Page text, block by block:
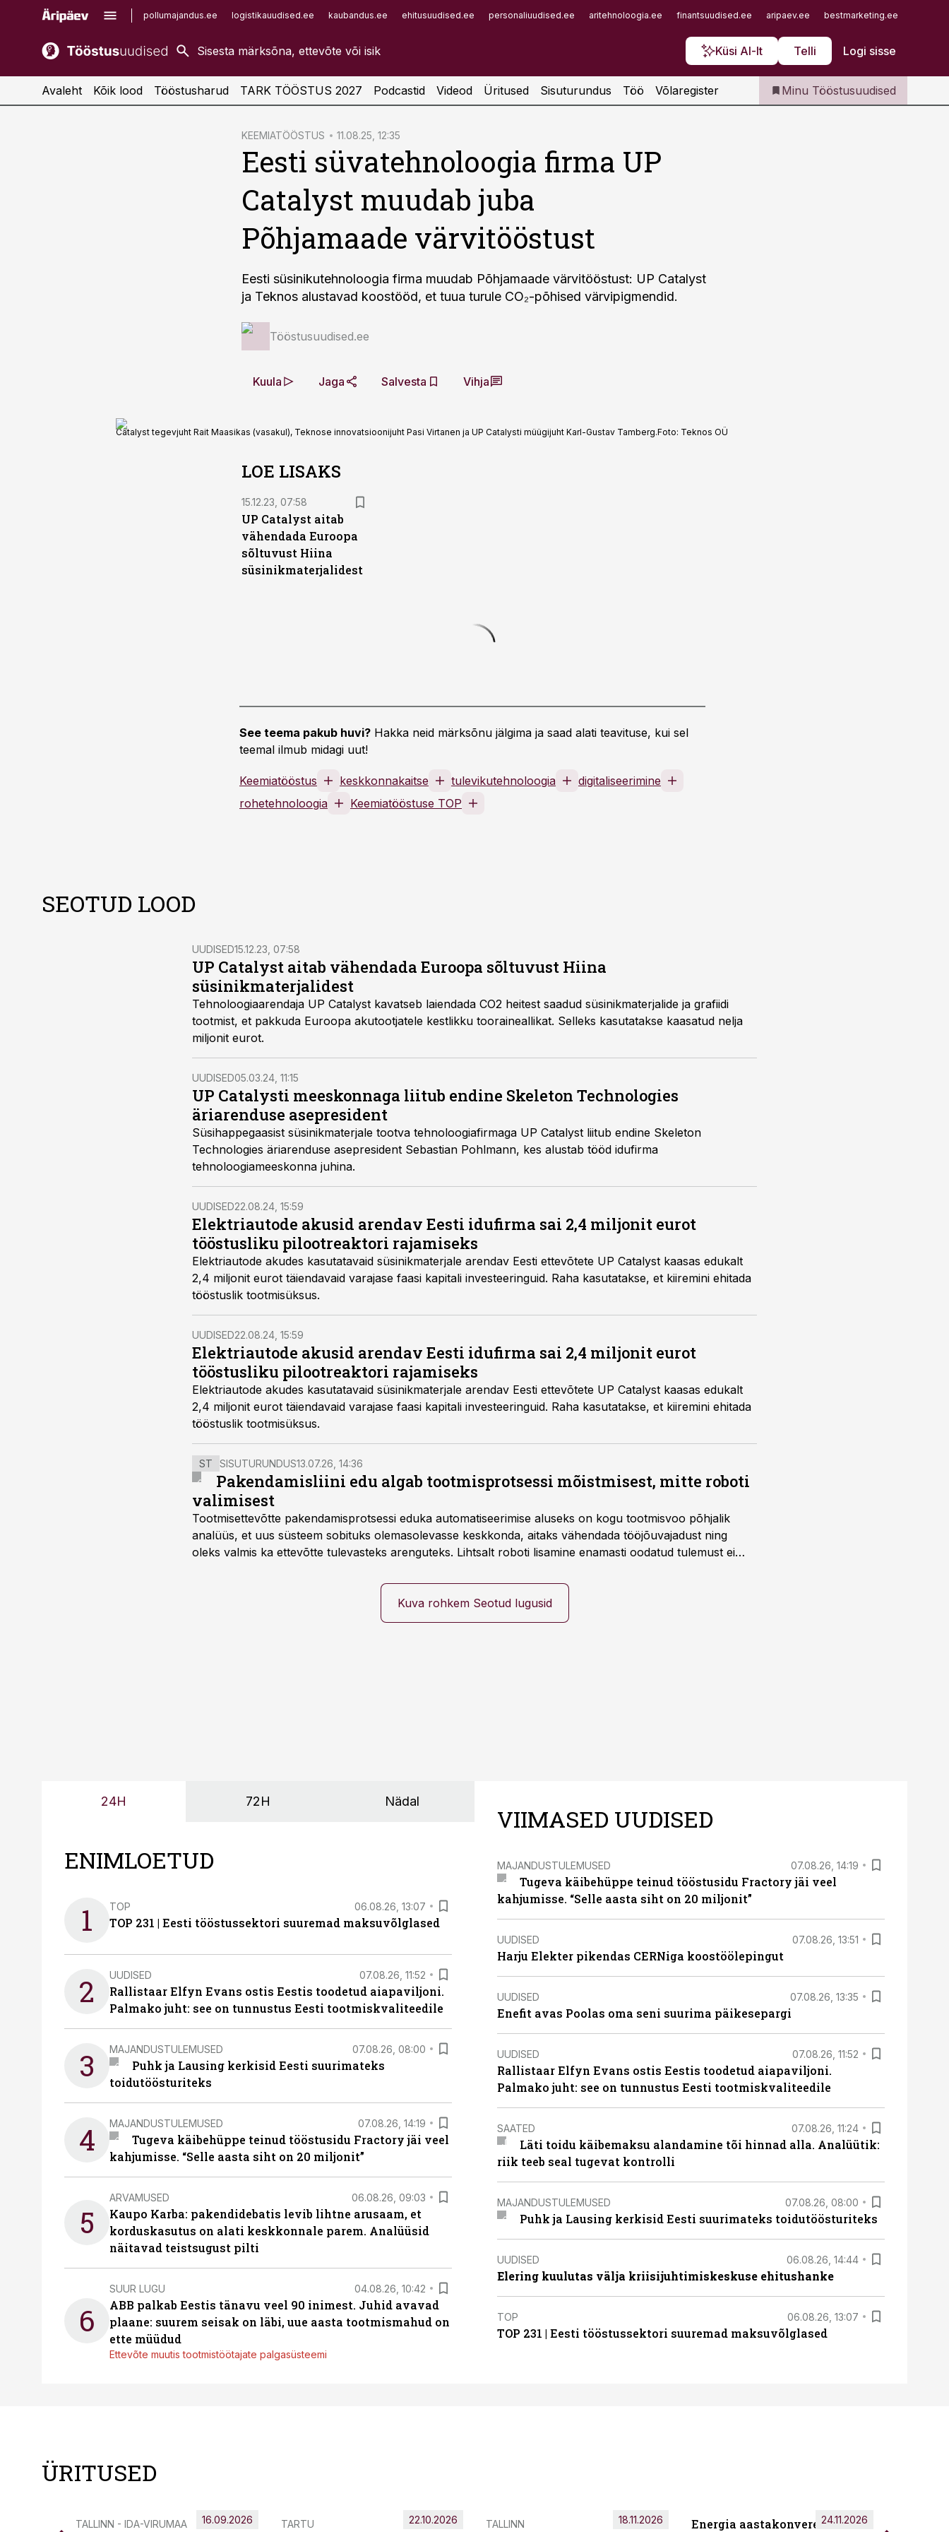
pollumajandus.ee logistikauudised.ee kaubandus.ee ehitusuudised.ee personaliuudised.ee aritehnoloogia.ee finantsuudised.ee aripaev.ee bestmarketing.ee
Küsi AI-lt Telli Logi sisse
kaubandus.ee
kinnisvarauudised.ee
imelineajalugu.ee
Infopank
Iseteenindus
Telli Tööstusuudised
Avaleht Kõik lood Tööstusharud TARK TÖÖSTUS 2027 Podcastid Videod Üritused Sisuturundus Töö Võlaregister Minu Tööstusuudised
KEEMIATÖÖSTUS 11.08.25, 12:35
Eesti süvatehnoloogia firma UP
Catalyst muudab juba
Põhjamaade värvitööstust
Eesti süsinikutehnoloogia firma muudab Põhjamaade värvitööstust: UP Catalyst
ja Teknos alustavad koostööd, et tuua turule CO₂-põhised värvipigmendid.
Tööstusuudised.ee
Kuula Jaga Salvesta Vihja
Catalyst tegevjuht Rait Maasikas (vasakul), Teknose innovatsioonijuht Pasi Virtanen ja UP Catalysti müügijuht Karl-Gustav Tamberg.Foto: Teknos OÜ
LOE LISAKS
15.12.23, 07:58
UP Catalyst aitab
vähendada Euroopa
sõltuvust Hiina
süsinikmaterjalidest
See teema pakub huvi? Hakka neid märksõnu jälgima ja saad alati teavituse, kui sel
teemal ilmub midagi uut!
Keemiatööstus keskkonnakaitse tulevikutehnoloogia
digitaliseerimine
rohetehnoloogia
Keemiatööstuse TOP
SEOTUD LOOD
UUDISED15.12.23, 07:58
UP Catalyst aitab vähendada Euroopa sõltuvust Hiina
süsinikmaterjalidest
Tehnoloogiaarendaja UP Catalyst kavatseb laiendada CO2 heitest saadud süsinikmaterjalide ja grafiidi
tootmist, et pakkuda Euroopa akutootjatele kestlikku tooraineallikat. Selleks kasutatakse kaasatud nelja
miljonit eurot.
UUDISED05.03.24, 11:15
UP Catalysti meeskonnaga liitub endine Skeleton Technologies
äriarenduse asepresident
Süsihappegaasist süsinikmaterjale tootva tehnoloogiafirmaga UP Catalyst liitub endine Skeleton
Technologies äriarenduse asepresident Sebastian Pohlmann, kes alustab tööd idufirma
tehnoloogiameeskonna juhina.
UUDISED22.08.24, 15:59
Elektriautode akusid arendav Eesti idufirma sai 2,4 miljonit eurot
tööstusliku pilootreaktori rajamiseks
Elektriautode akudes kasutatavaid süsinikmaterjale arendav Eesti ettevõtete UP Catalyst kaasas edukalt
2,4 miljonit eurot täiendavaid varajase faasi kapitali investeeringuid. Raha kasutatakse, et kiiremini ehitada
tööstuslik tootmisüksus.
UUDISED22.08.24, 15:59
Elektriautode akusid arendav Eesti idufirma sai 2,4 miljonit eurot
tööstusliku pilootreaktori rajamiseks
Elektriautode akudes kasutatavaid süsinikmaterjale arendav Eesti ettevõtete UP Catalyst kaasas edukalt
2,4 miljonit eurot täiendavaid varajase faasi kapitali investeeringuid. Raha kasutatakse, et kiiremini ehitada
tööstuslik tootmisüksus.
ST SISUTURUNDUS13.07.26, 14:36
Pakendamisliini edu algab tootmisprotsessi mõistmisest, mitte roboti
valimisest
Tootmisettevõtte pakendamisprotsessi eduka automatiseerimise aluseks on kogu tootmisvoo põhjalik
analüüs, et uus süsteem sobituks olemasolevasse keskkonda, aitaks vähendada tööjõuvajadust ning
oleks valmis ka ettevõtte tulevasteks arenguteks. Lihtsalt roboti lisamine enamasti oodatud tulemust ei
Kuva rohkem Seotud lugusid
24H 72H Nädal
ENIMLOETUD
1 TOP 06.08.26, 13:07
TOP 231 | Eesti tööstussektori suuremad maksuvõlglased
2 UUDISED 07.08.26, 11:52
Rallistaar Elfyn Evans ostis Eestis toodetud aiapaviljoni.
Palmako juht: see on tunnustus Eesti tootmiskvaliteedile
3 MAJANDUSTULEMUSED 07.08.26, 08:00
Puhk ja Lausing kerkisid Eesti suurimateks
toidutöösturiteks
4 MAJANDUSTULEMUSED 07.08.26, 14:19
Tugeva käibehüppe teinud tööstusidu Fractory jäi veel
kahjumisse. “Selle aasta siht on 20 miljonit”
5
ARVAMUSED 06.08.26, 09:03
Kaupo Karba: pakendidebatis levib lihtne arusaam, et
korduskasutus on alati keskkonnale parem. Analüüsid
näitavad teistsugust pilti
6
SUUR LUGU 04.08.26, 10:42
ABB palkab Eestis tänavu veel 90 inimest. Juhid avavad
plaane: suurem seisak on läbi, uue aasta tootmismahud on
ette müüdud
Ettevõte muutis tootmistöötajate palgasüsteemi
VIIMASED UUDISED
MAJANDUSTULEMUSED 07.08.26, 14:19
Tugeva käibehüppe teinud tööstusidu Fractory jäi veel
kahjumisse. “Selle aasta siht on 20 miljonit”
UUDISED 07.08.26, 13:51
Harju Elekter pikendas CERNiga koostöölepingut
UUDISED 07.08.26, 13:35
Enefit avas Poolas oma seni suurima päikesepargi
UUDISED 07.08.26, 11:52
Rallistaar Elfyn Evans ostis Eestis toodetud aiapaviljoni.
Palmako juht: see on tunnustus Eesti tootmiskvaliteedile
SAATED 07.08.26, 11:24
Läti toidu käibemaksu alandamine tõi hinnad alla. Analüütik:
riik teeb seal tugevat kontrolli
MAJANDUSTULEMUSED 07.08.26, 08:00
Puhk ja Lausing kerkisid Eesti suurimateks toidutöösturiteks
UUDISED 06.08.26, 14:44
Elering kuulutas välja kriisijuhtimiskeskuse ehitushanke
TOP 06.08.26, 13:07
TOP 231 | Eesti tööstussektori suuremad maksuvõlglased
ÜRITUSED
TALLINN - IDA-VIRUMAA 16.09.2026 TARTU 22.10.2026 TALLINN 18.11.2026 Energia aastakonverents 2026
24.11.2026